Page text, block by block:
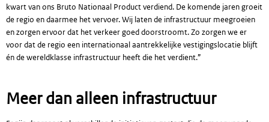
kwart van ons Bruto Nationaal Product verdiend. De komende jaren groeit
de regio en daarmee het vervoer. Wij laten de infrastructuur meegroeien
en zorgen ervoor dat het verkeer goed doorstroomt. Zo zorgen we er
voor dat de regio een internationaal aantrekkelijke vestigingslocatie blijft
én de wereldklasse infrastructuur heeft die het verdient.”
Meer dan alleen infrastructuur